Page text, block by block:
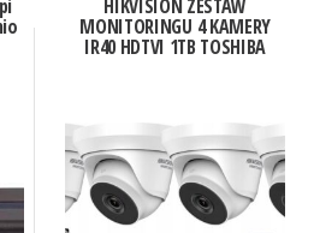
HIKVISION ZESTAW
MONITORINGU 4 KAMERY
IR40 HDTVI 1TB TOSHIBA